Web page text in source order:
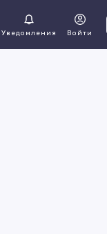
Уведомления Войти